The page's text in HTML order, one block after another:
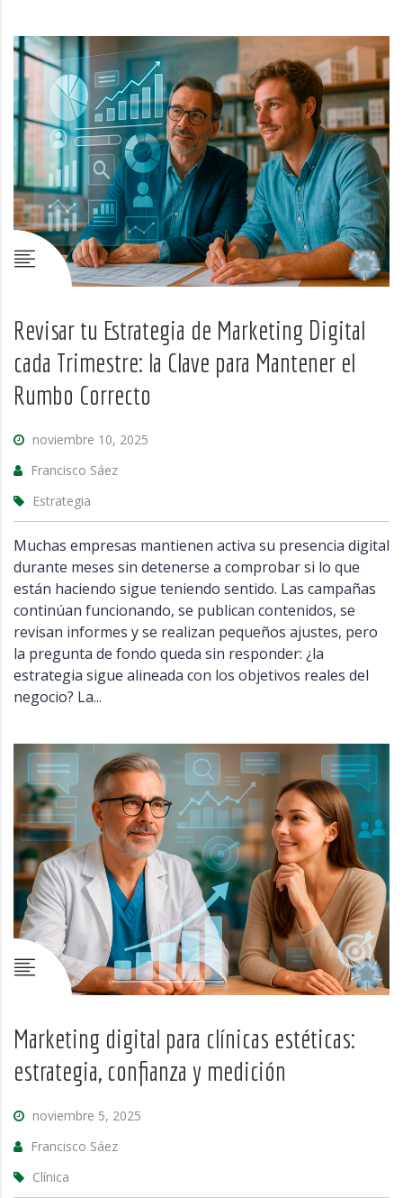
Revisar tu Estrategia de Marketing Digital
cada Trimestre: la Clave para Mantener el
Rumbo Correcto
noviembre 10, 2025
Francisco Sáez
Estrategia
Muchas empresas mantienen activa su presencia digital
durante meses sin detenerse a comprobar si lo que
están haciendo sigue teniendo sentido. Las campañas
continúan funcionando, se publican contenidos, se
revisan informes y se realizan pequeños ajustes, pero
la pregunta de fondo queda sin responder: ¿la
estrategia sigue alineada con los objetivos reales del
negocio? La...
Marketing digital para clínicas estéticas:
estrategia, confianza y medición
noviembre 5, 2025
Francisco Sáez
Clínica